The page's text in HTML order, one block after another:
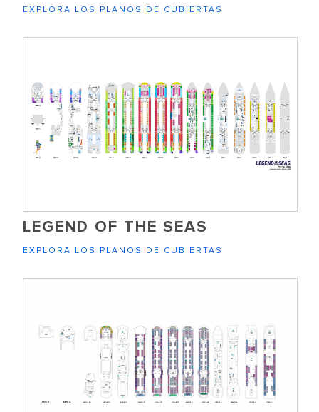
EXPLORA LOS PLANOS DE CUBIERTAS
LEGEND OF THE SEAS
EXPLORA LOS PLANOS DE CUBIERTAS